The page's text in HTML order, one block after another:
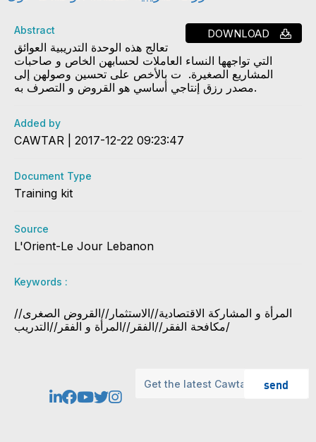
DOWNLOAD
Abstract
تعالج هذه الوحدة التدريبية العوائق
التي تواجهها النساء العاملات لحسابهن الخاص و صاحبات
المشاريع الصغيرة. ت بالأخص على تحسين وصولهن إلى
مصدر رزق إنتاجي أساسي هو القروض و التصرف به.
Added by
CAWTAR | 2017-12-22 09:23:47
Document Type
Training kit
Source
L'Orient-Le Jour Lebanon
Keywords :
المرأة و المشاركة الاقتصادية//الاستثمار//القروض الصغرى//
مكافحة الفقر//الفقر//المرأة و الفقر//التدريب/
send